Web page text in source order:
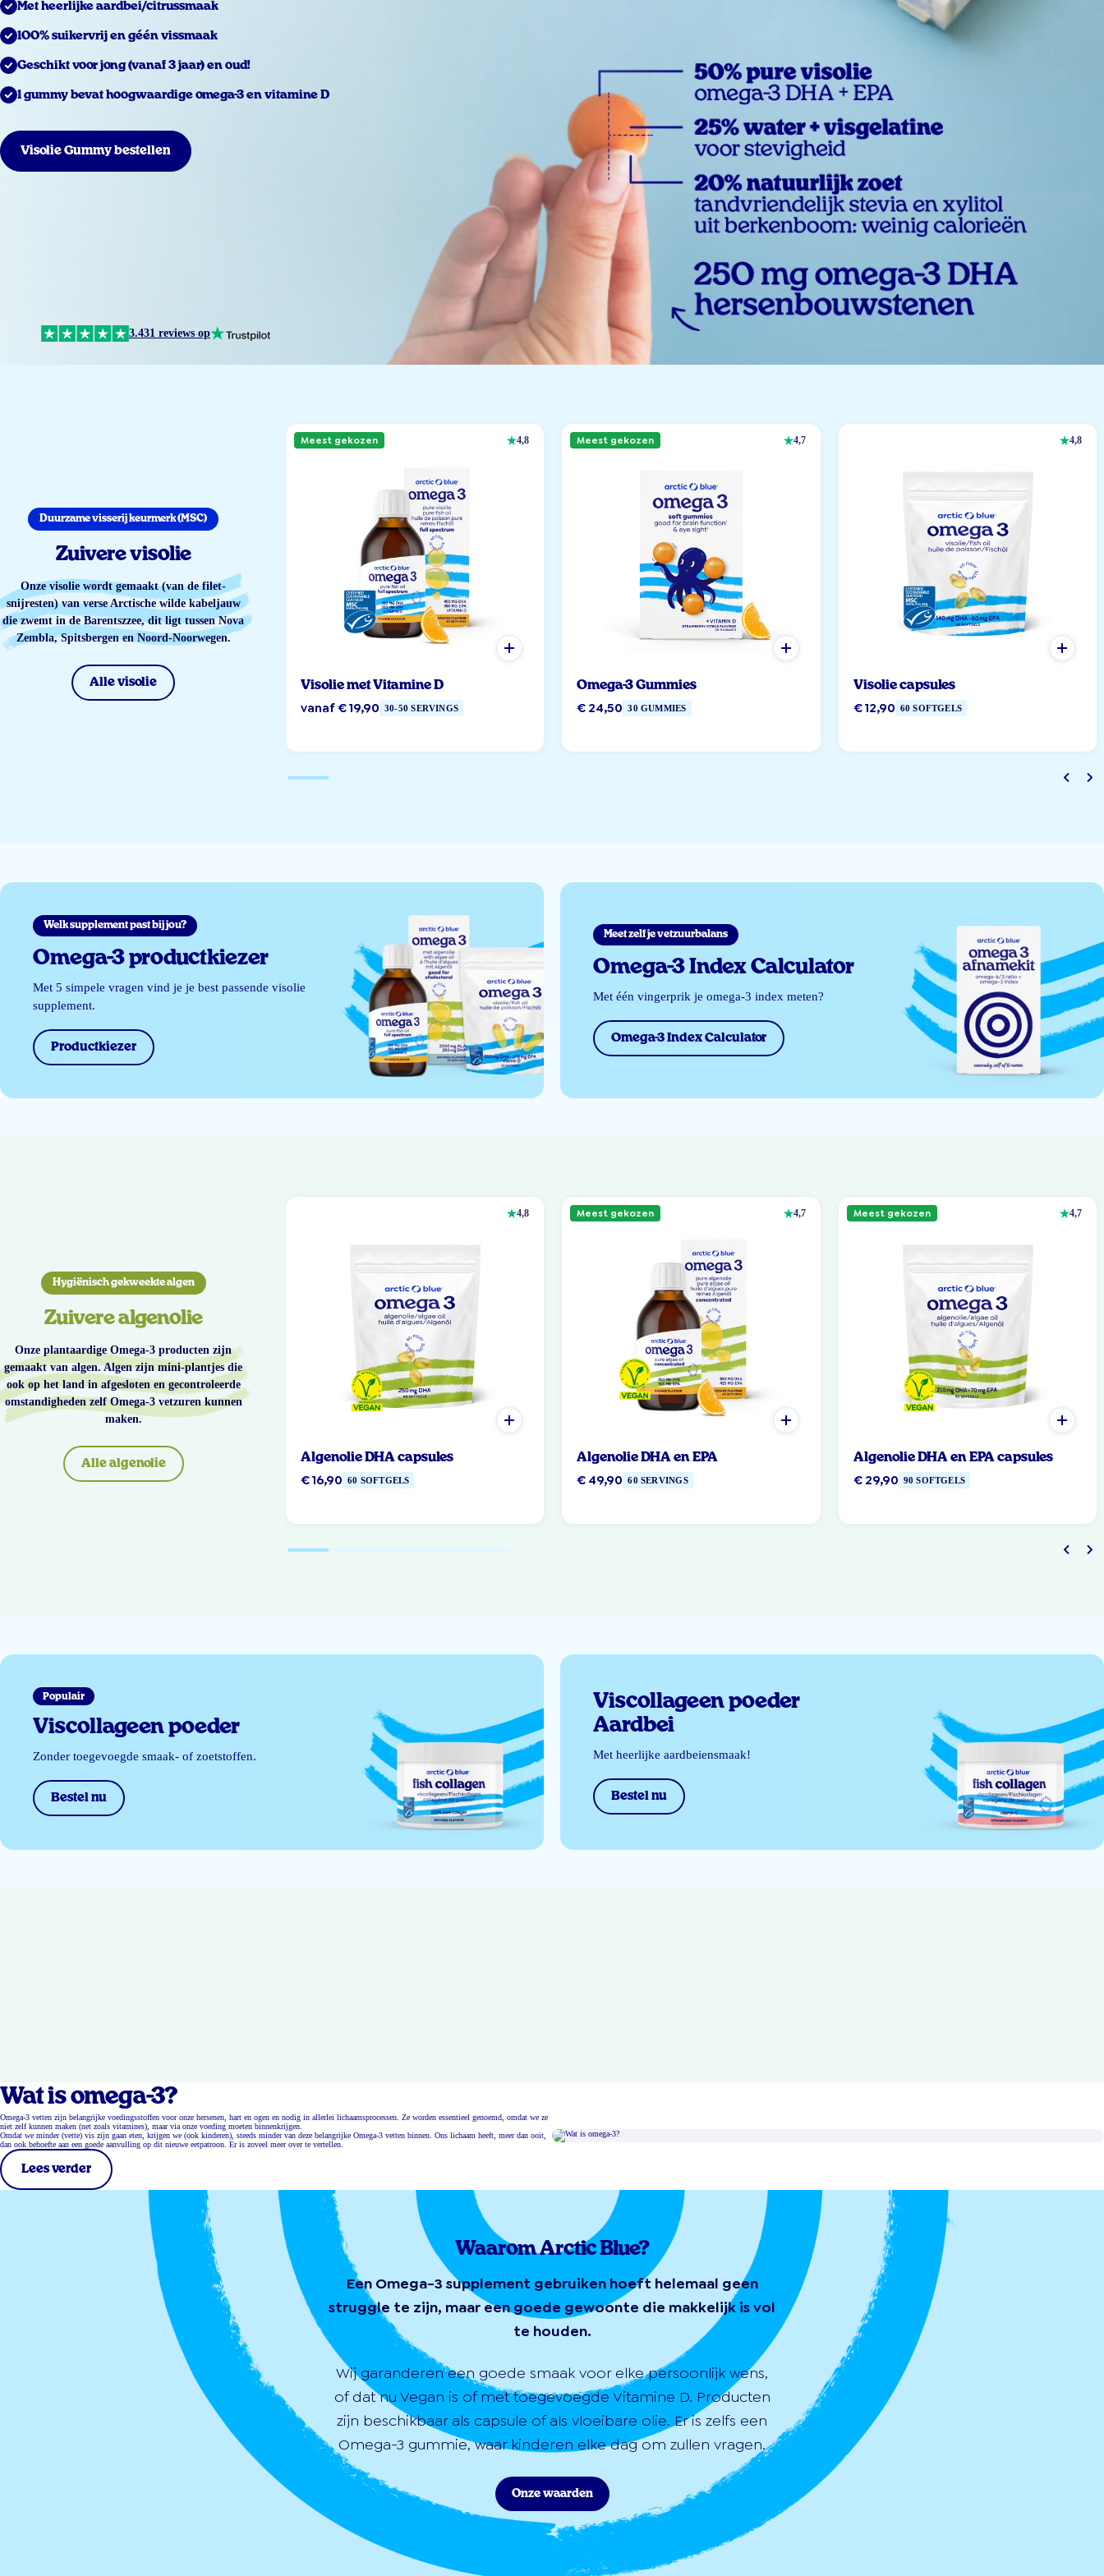
Met heerlijke aardbei/citrussmaak
100% suikervrij en géén vissmaak
Geschikt voor jong (vanaf 3 jaar) en oud!
1 gummy bevat hoogwaardige omega-3 en vitamine D
Visolie Gummy bestellen
3.431 reviews op
Duurzame visserij keurmerk (MSC)
Zuivere visolie
Onze visolie wordt gemaakt (van de filet-
snijresten) van verse Arctische wilde kabeljauw
die zwemt in de Barentszzee, dit ligt tussen Nova
Zembla, Spitsbergen en Noord-Noorwegen.
Alle visolie
Meest gekozen 4,8
Visolie met Vitamine D
vanaf € 19,90 30-50 SERVINGS
Meest gekozen 4,7
Omega-3 Gummies
€ 24,50 30 GUMMIES
4,8
Visolie capsules
€ 12,90 60 SOFTGELS
Welk supplement past bij jou?
Omega-3 productkiezer
Met 5 simpele vragen vind je je best passende visolie
supplement.
Productkiezer
Meet zelf je vetzuurbalans
Omega-3 Index Calculator
Met één vingerprik je omega-3 index meten?
Omega-3 Index Calculator
Hygiënisch gekweekte algen
Zuivere algenolie
Onze plantaardige Omega-3 producten zijn
gemaakt van algen. Algen zijn mini-plantjes die
ook op het land in afgesloten en gecontroleerde
omstandigheden zelf Omega-3 vetzuren kunnen
maken.
Alle algenolie
4,8
Algenolie DHA capsules
€ 16,90 60 SOFTGELS
Meest gekozen 4,7
Algenolie DHA en EPA
€ 49,90 60 SERVINGS
Meest gekozen 4,7
Algenolie DHA en EPA capsules
€ 29,90 90 SOFTGELS
Populair
Viscollageen poeder
Zonder toegevoegde smaak- of zoetstoffen.
Bestel nu
Viscollageen poeder
Aardbei
Met heerlijke aardbeiensmaak!
Bestel nu
Wat is omega-3?
Omega-3 vetten zijn belangrijke voedingsstoffen voor onze hersenen, hart en ogen en nodig in allerlei lichaamsprocessen. Ze worden essentieel genoemd, omdat we ze
niet zelf kunnen maken (net zoals vitamines), maar via onze voeding moeten binnenkrijgen.
Omdat we minder (vette) vis zijn gaan eten, krijgen we (ook kinderen), steeds minder van deze belangrijke Omega-3 vetten binnen. Ons lichaam heeft, meer dan ooit,
dan ook behoefte aan een goede aanvulling op dit nieuwe eetpatroon. Er is zoveel meer over te vertellen.
Lees verder
Waarom Arctic Blue?
Een Omega-3 supplement gebruiken hoeft helemaal geen
struggle te zijn, maar een goede gewoonte die makkelijk is vol
te houden.
Wij garanderen een goede smaak voor elke persoonlijk wens,
of dat nu Vegan is of met toegevoegde Vitamine D. Producten
zijn beschikbaar als capsule of als vloeibare olie. Er is zelfs een
Omega-3 gummie, waar kinderen elke dag om zullen vragen.
Onze waarden